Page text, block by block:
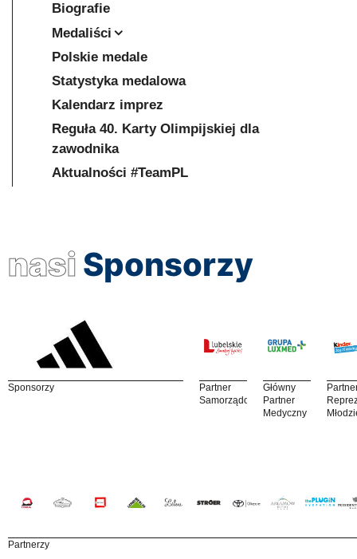
Biografie
Medaliści
Polskie medale
Statystyka medalowa
Kalendarz imprez
Reguła 40. Karty Olimpijskiej dla
zawodnika
Aktualności #TeamPL
nasi Sponsorzy
Sponsorzy
Partner
Samorządowy
Główny
Partner
Medyczny
Partnerzy